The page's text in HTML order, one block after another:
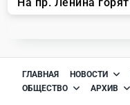
ГЛАВНАЯ НОВОСТИ
ОБЩЕСТВО
АРХИВ